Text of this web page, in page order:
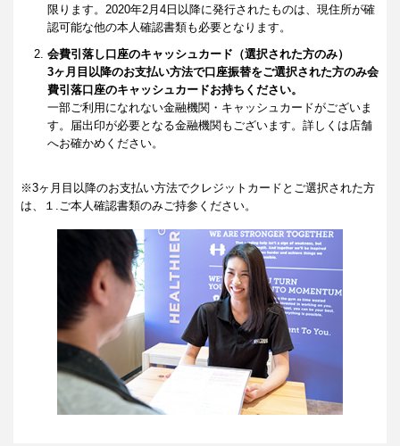
限ります。2020年2月4日以降に発行されたものは、現住所が確
認可能な他の本人確認書類も必要となります。
会費引落し口座のキャッシュカード（選択された方のみ）
3ヶ月目以降のお支払い方法で口座振替をご選択された方のみ会
費引落口座のキャッシュカードお持ちください。
一部ご利用になれない金融機関・キャッシュカードがございま
す。届出印が必要となる金融機関もございます。詳しくは店舗
へお確かめください。
※3ヶ月目以降のお支払い方法でクレジットカードとご選択された方
は、１.ご本人確認書類のみご持参ください。